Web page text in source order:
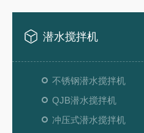
潜水搅拌机
不锈钢潜水搅拌机
QJB潜水搅拌机
冲压式潜水搅拌机